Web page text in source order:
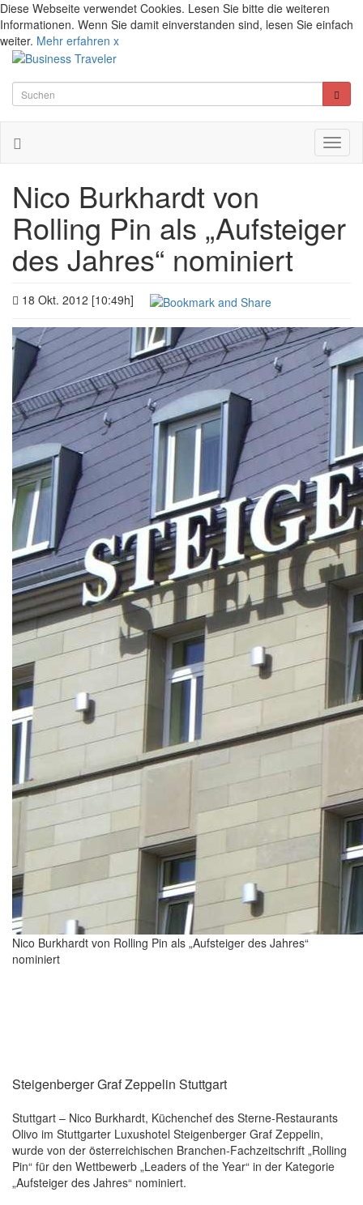
Diese Webseite verwendet Cookies. Lesen Sie bitte die weiteren
Informationen. Wenn Sie damit einverstanden sind, lesen Sie einfach
weiter. Mehr erfahren x
Nico Burkhardt von
Rolling Pin als „Aufsteiger
des Jahres“ nominiert
18 Okt. 2012 [10:49h]
Nico Burkhardt von Rolling Pin als „Aufsteiger des Jahres“
nominiert
Steigenberger Graf Zeppelin Stuttgart
Stuttgart – Nico Burkhardt, Küchenchef des Sterne-Restaurants
Olivo im Stuttgarter Luxushotel Steigenberger Graf Zeppelin,
wurde von der österreichischen Branchen-Fachzeitschrift „Rolling
Pin“ für den Wettbewerb „Leaders of the Year“ in der Kategorie
„Aufsteiger des Jahres“ nominiert.